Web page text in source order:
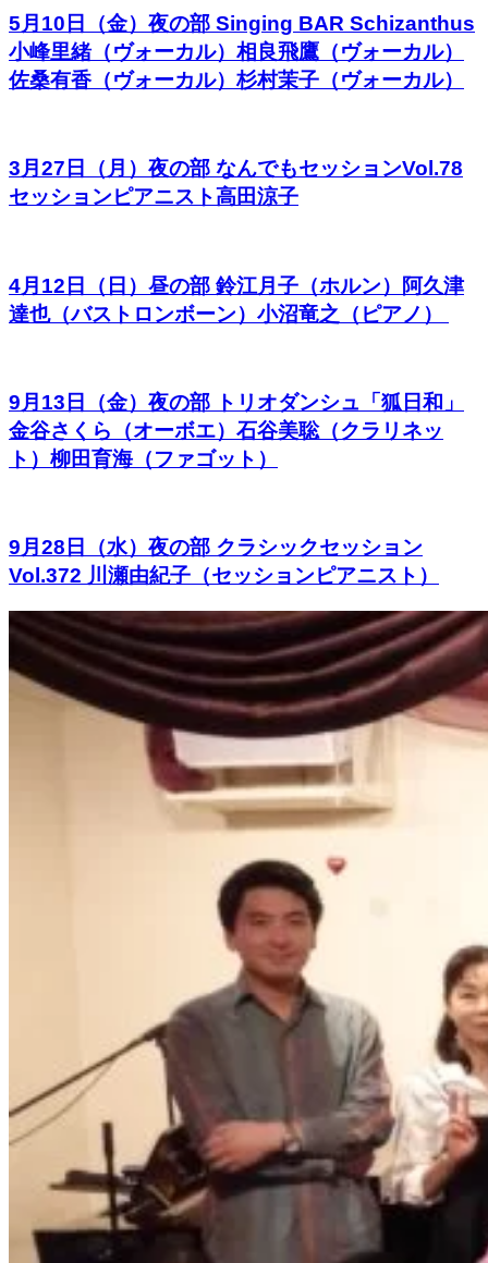
5月10日（金）夜の部 Singing BAR Schizanthus
小峰里緒（ヴォーカル）相良飛鷹（ヴォーカル）
佐桑有香（ヴォーカル）杉村茉子（ヴォーカル）
3月27日（月）夜の部 なんでもセッションVol.78
セッションピアニスト高田涼子
4月12日（日）昼の部 鈴江月子（ホルン）阿久津
達也（バストロンボーン）小沼竜之（ピアノ）
9月13日（金）夜の部 トリオダンシュ「狐日和」
金谷さくら（オーボエ）石谷美聡（クラリネッ
ト）柳田育海（ファゴット）
9月28日（水）夜の部 クラシックセッション
Vol.372 川瀬由紀子（セッションピアニスト）